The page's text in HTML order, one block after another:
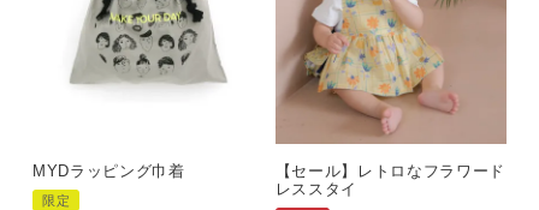
MYDラッピング巾着
限定
【セール】レトロなフラワード
レススタイ